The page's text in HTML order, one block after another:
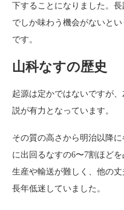
下することになりました。
でしか味わう機会がないと
です。
山科なすの歴史
起源は定かではないですが
説が有力となっています。
その質の高さから明治以降
に出回るなすの6〜7割ほど
生産や輸送が難しく、他の
長年低迷していました。